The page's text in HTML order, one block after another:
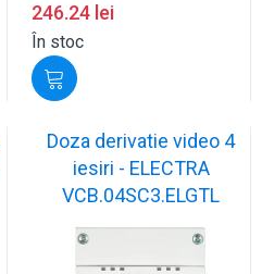
246.24 lei
În stoc
Doza derivatie video 4
iesiri - ELECTRA
VCB.04SC3.ELGTL